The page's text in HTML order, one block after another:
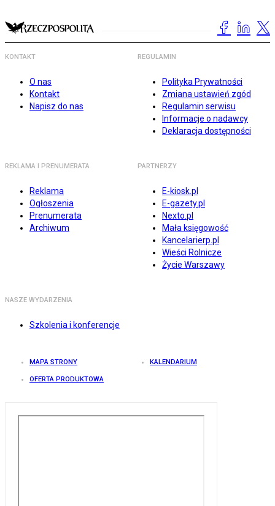
KONTAKT
O nas
Kontakt
Napisz do nas
REGULAMIN
Polityka Prywatności
Zmiana ustawień zgód
Regulamin serwisu
Informacje o nadawcy
Deklaracja dostępności
REKLAMA I PRENUMERATA
Reklama
Ogłoszenia
Prenumerata
Archiwum
PARTNERZY
E-kiosk.pl
E-gazety.pl
Nexto.pl
Mała księgowość
Kancelarierp.pl
Wieści Rolnicze
Życie Warszawy
NASZE WYDARZENIA
Szkolenia i konferencje
MAPA STRONY KALENDARIUM
OFERTA PRODUKTOWA